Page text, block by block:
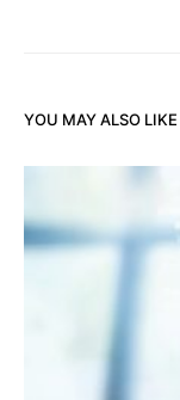
YOU MAY ALSO LIKE